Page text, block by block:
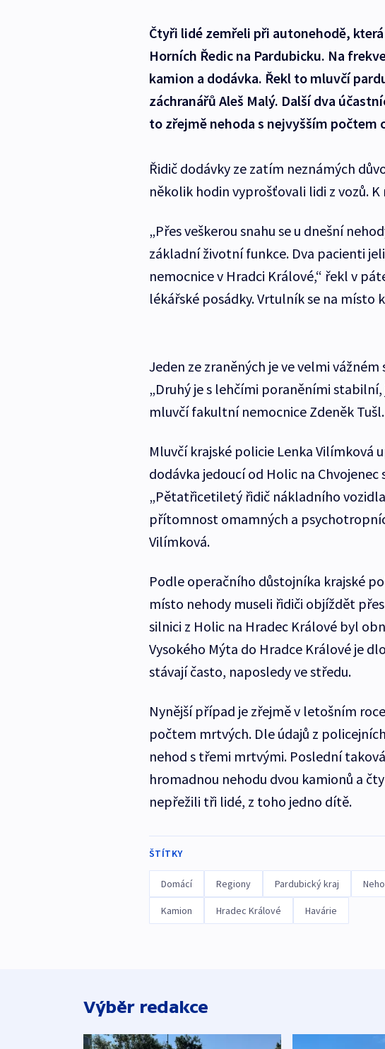
Čtyři lidé zemřeli při autonehodě,
Horních Ředic na Pardubicku. Na
kamion a dodávka. Řekl to mluvčí
záchranářů Aleš Malý. Další dva
to zřejmě nehoda s nejvyšším počtem
Řidič dodávky ze zatím neznámých
několik hodin vyprošťovali lidi z vozů.
„Přes veškerou snahu se u dnešní
základní životní funkce. Dva pacienti
nemocnice v Hradci Králové,“ řekl v
lékářské posádky. Vrtulník se na místo
Jeden ze zraněných je ve velmi
„Druhý je s lehčími poraněními
mluvčí fakultní nemocnice Zdeněk Tušl.
Mluvčí krajské policie Lenka Vilímková
dodávka jedoucí od Holic na
„Pětatřicetiletý řidič nákladního
přítomnost omamných a
Vilímková.
Podle operačního důstojníka krajské
místo nehody museli řidiči objíždět
silnici z Holic na Hradec Králové byl
Vysokého Mýta do Hradce Králové je
stávají často, naposledy ve středu.
Nynější případ je zřejmě v letošním
počtem mrtvých. Dle údajů z
nehod s třemi mrtvými. Poslední
hromadnou nehodu dvou kamionů a
nepřežili tři lidé, z toho jedno dítě.
ŠTÍTKY
Domácí Regiony Pardubický kraj
Kamion Hradec Králové Havárie
Výběr redakce